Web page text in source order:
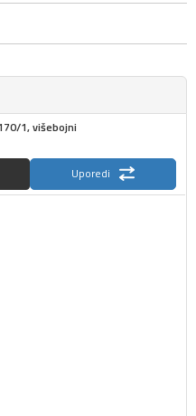
1, višebojni
Uporedi